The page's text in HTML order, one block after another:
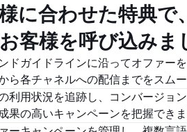
に合わせた特典で
客様を呼び込みま
ドガイドラインに沿ってオファー
ら各チャネルへの配信までをスム
利用状況を追跡し、コンバージョ
果の高いキャンペーンを把握でき